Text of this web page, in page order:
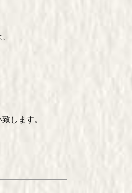
します。